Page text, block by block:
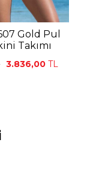
Gold Pul
Takımı
3.836,00 TL